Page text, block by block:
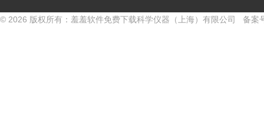
© 2026 版权所有：羞羞软件免费下载科学仪器（上海）有限公司 备案号